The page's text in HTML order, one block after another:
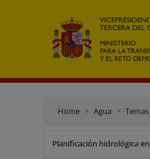
Home Agua Temas
Planificación hidrológica